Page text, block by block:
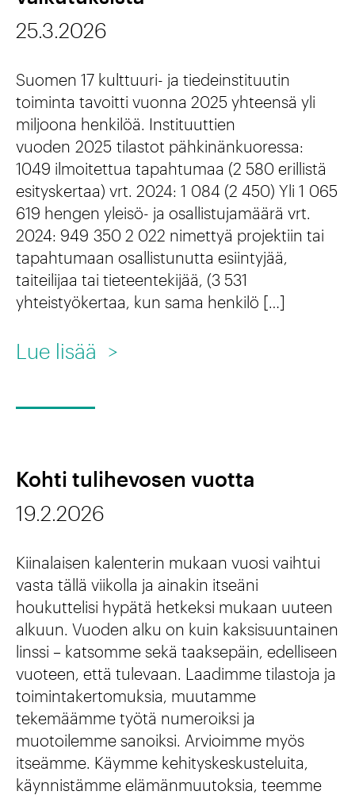
t
n
t
ä
ä
?
u
k
s
e
n
t
u
r
v
a
m
k
i
t
i
t
a
v
a
a
v
a
t
o
i
e
e
l
l
e
,
t
u
t
k
25.3.2026
Suomen 17 kulttuuri- ja tiedeinstituutin
toiminta tavoitti vuonna 2025 yhteensä yli
miljoona henkilöä. Instituuttien
vuoden 2025 tilastot pähkinänkuoressa:
1049 ilmoitettua tapahtumaa (2 580 erillistä
esityskertaa) vrt. 2024: 1 084 (2 450) Yli 1 065
619 hengen yleisö- ja osallistujamäärä vrt.
2024: 949 350 2 022 nimettyä projektiin tai
tapahtumaan osallistunutta esiintyjää,
taiteilijaa tai tieteentekijää, (3 531
yhteistyökertaa, kun sama henkilö […]
Lue lisää
e
n
k
u
l
t
t
u
u
r
i
>
Kohti tulihevosen vuotta
19.2.2026
Kiinalaisen kalenterin mukaan vuosi vaihtui
vasta tällä viikolla ja ainakin itseäni
houkuttelisi hypätä hetkeksi mukaan uuteen
alkuun. Vuoden alku on kuin kaksisuuntainen
linssi – katsomme sekä taaksepäin, edelliseen
vuoteen, että tulevaan. Laadimme tilastoja ja
toimintakertomuksia, muutamme
tekemäämme työtä numeroiksi ja
muotoilemme sanoiksi. Arvioimme myös
itseämme. Käymme kehityskeskusteluita,
käynnistämme elämänmuutoksia, teemme